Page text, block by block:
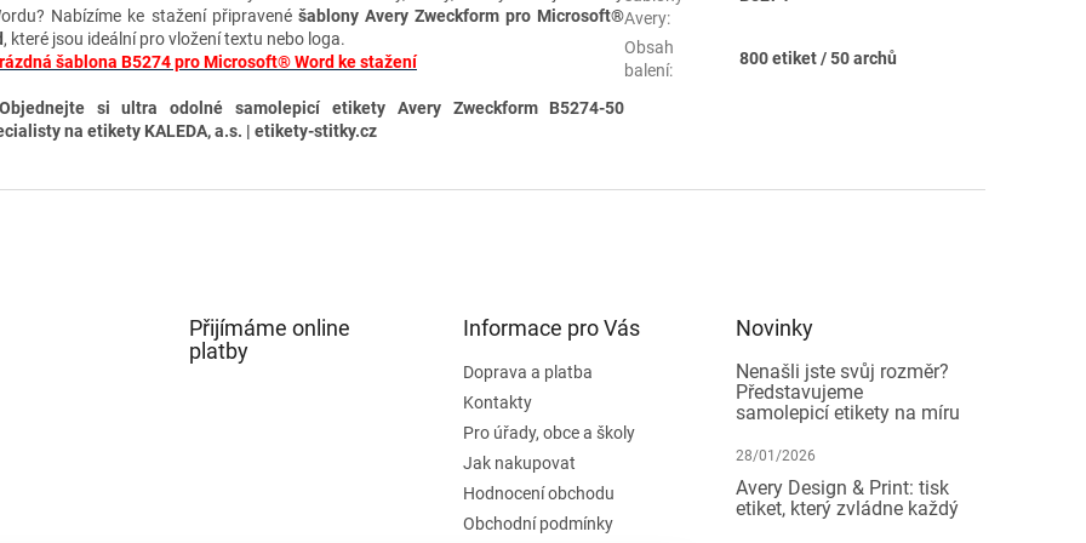
Nabízíme ke stažení připravené šablony Avery Zweckform pro Microsoft®
, které jsou ideální pro vložení textu nebo loga.
šablona B5274 pro Microsoft® Word ke stažení
Objednejte si ultra odolné samolepicí etikety Avery Zweckform B5274-50
na etikety KALEDA, a.s. | etikety-stitky.cz
Avery:
Obsah
balení:
800 etiket / 50 archů
Přijímáme online
platby
Informace pro Vás
Doprava a platba
Kontakty
Pro úřady, obce a školy
Jak nakupovat
Hodnocení obchodu
Obchodní podmínky
Novinky
Nenašli jste svůj rozměr?
Představujeme
samolepicí etikety na míru
28/01/2026
Avery Design & Print: tisk
etiket, který zvládne každý